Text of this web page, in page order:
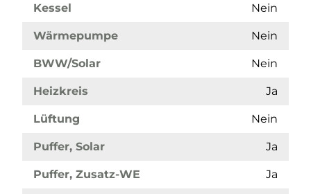
Kessel Nein
Wärmepumpe Nein
BWW/Solar Nein
Heizkreis Ja
Lüftung Nein
Puffer, Solar Ja
Puffer, Zusatz-WE Ja